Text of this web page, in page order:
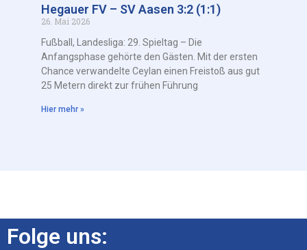
Hegauer FV – SV Aasen 3:2 (1:1)
26. Mai 2026
Fußball, Landesliga: 29. Spieltag – Die
Anfangsphase gehörte den Gästen. Mit der ersten
Chance verwandelte Ceylan einen Freistoß aus gut
25 Metern direkt zur frühen Führung
Hier mehr »
Folge uns: